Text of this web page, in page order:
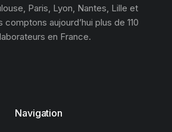
Paris, Lyon, Nantes, Lille et
comptons aujourd’hui plus de 110
en France.
Navigation